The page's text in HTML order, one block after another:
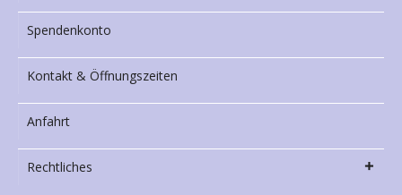
Spendenkonto
Kontakt & Öffnungszeiten
Anfahrt
Rechtliches